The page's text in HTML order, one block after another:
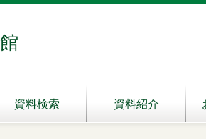
資料検索 資料紹介